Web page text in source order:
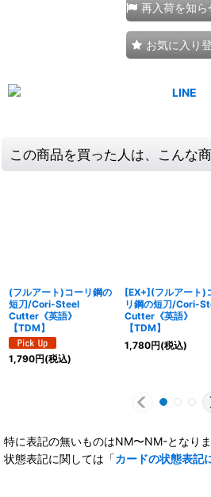
再入荷を知ら
お気に入り
この商品を買った人は、こんな
(フルアート)コーリ鋼の
短刀/Cori-Steel
Cutter《英語》
【TDM】
1,790円(税込)
[EX+](フルアート)
リ鋼の短刀/Cori-
Cutter《英語》
【TDM】
1,780円(税込)
特に表記の無いものはNM〜NM-となりま
状態表記に関しては「カードの状態表記